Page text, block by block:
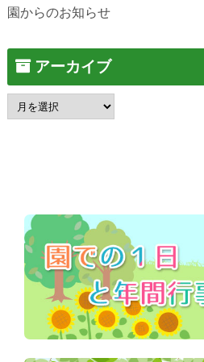
園からのお知らせ
アーカイブ